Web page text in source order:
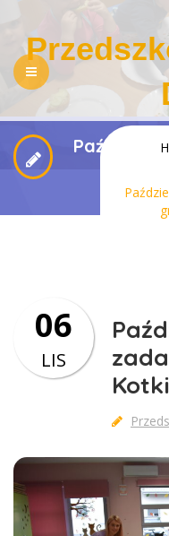
NASZE
PEDAGOGIZACJA
06
LIS